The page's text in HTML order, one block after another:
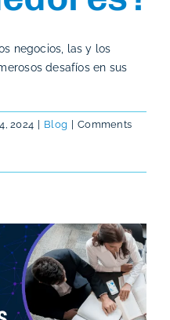
negocios, las y los
desafíos en sus
2024 Blog
Comments